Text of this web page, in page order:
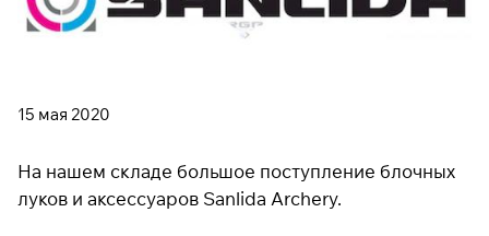
15 мая 2020
На нашем складе большое поступление блочных
луков и аксессуаров Sanlida Archery.